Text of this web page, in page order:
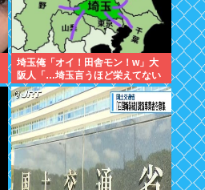
埼玉俺「オイ！田舎モン！w」大
阪人「…埼玉言うほど栄えてない
やん」俺「でも、西やんw」